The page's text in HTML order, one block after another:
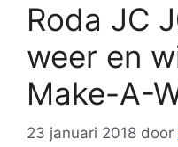
Roda JC
weer en
Make-A-
23 januari 2018 door